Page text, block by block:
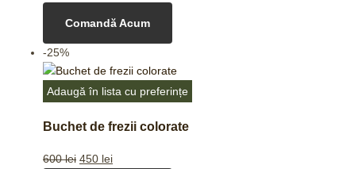
Comandă Acum
-25%
Adaugă în lista cu preferințe
Buchet de frezii colorate
600lei 450 lei